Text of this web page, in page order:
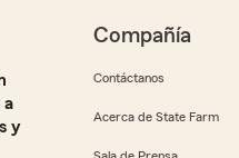
a
y
Compañía
Contáctanos
Acerca de State Farm